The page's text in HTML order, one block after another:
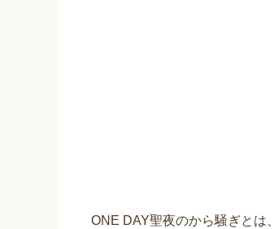
ONE DAY聖夜のから騒ぎとは